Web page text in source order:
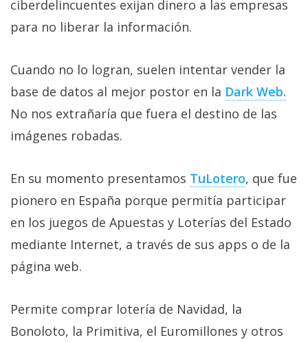
ciberdelincuentes exijan dinero a las empresas
para no liberar la información.
Cuando no lo logran, suelen intentar vender la
base de datos al mejor postor en la Dark Web.‎
No nos extrañaría que fuera el destino de las
imágenes robadas.
En su momento presentamos TuLotero‎, que fue
pionero en España porque permitía participar
en los juegos de Apuestas y Loterías del Estado
mediante Internet, a través de sus apps o de la
página web.
Permite comprar lotería de Navidad, la
Bonoloto, la Primitiva, el Euromillones y otros